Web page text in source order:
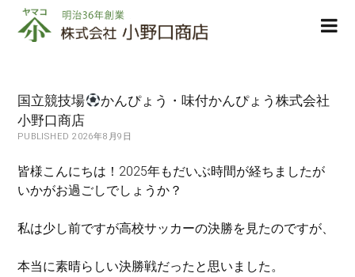
株
式
小
野
口
店
国立競技場
かんぴょう・味付かんぴょう株式会社
小野口商店
PUBLISHED 2026年8月9日
皆様こんにちは！2025年もだいぶ時間が経ちましたが
いかがお過ごしでしょうか？
私は少し前ですが高校サッカーの決勝を見たのですが、
本当に素晴らしい決勝戦だったと思いました。